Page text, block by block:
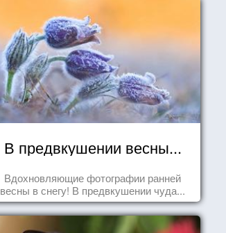
В предвкушении весны...
Вдохновляющие фотографии ранней
весны в снегу! В предвкушении чуда...